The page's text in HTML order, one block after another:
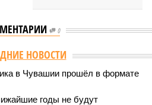
0
после проверки отстранил от
2034